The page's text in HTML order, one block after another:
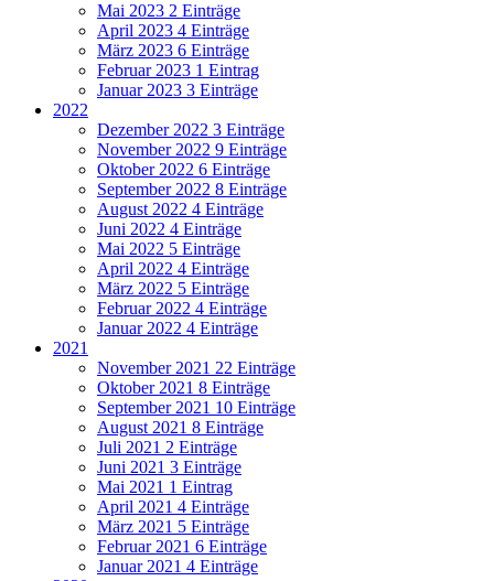
Mai 2023 2 Einträge
April 2023 4 Einträge
März 2023 6 Einträge
Februar 2023 1 Eintrag
Januar 2023 3 Einträge
2022
Dezember 2022 3 Einträge
November 2022 9 Einträge
Oktober 2022 6 Einträge
September 2022 8 Einträge
August 2022 4 Einträge
Juni 2022 4 Einträge
Mai 2022 5 Einträge
April 2022 4 Einträge
März 2022 5 Einträge
Februar 2022 4 Einträge
Januar 2022 4 Einträge
2021
November 2021 22 Einträge
Oktober 2021 8 Einträge
September 2021 10 Einträge
August 2021 8 Einträge
Juli 2021 2 Einträge
Juni 2021 3 Einträge
Mai 2021 1 Eintrag
April 2021 4 Einträge
März 2021 5 Einträge
Februar 2021 6 Einträge
Januar 2021 4 Einträge